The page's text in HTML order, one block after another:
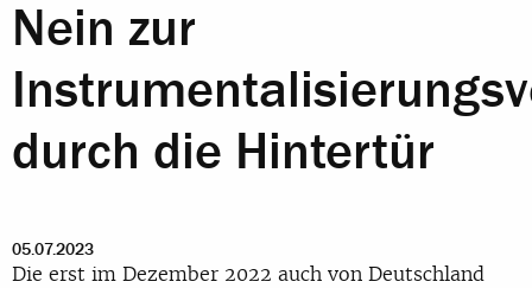
Nein zur
durch die Hintertür
05.07.2023
Die erst im Dezember 2022 auch von Deutschland